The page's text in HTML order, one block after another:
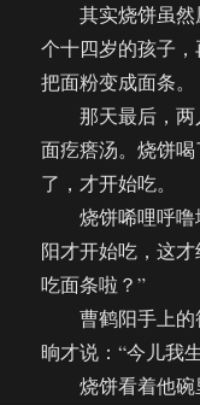
其实烧饼虽然
个十四岁的孩子
把面粉变成面条。
那天最后，两
面疙瘩汤。烧饼
了，才开始吃。
烧饼唏哩呼噜
阳才开始吃，这
吃面条啦？”
曹鹤阳手上的
晌才说：“今儿我
烧饼看着他碗